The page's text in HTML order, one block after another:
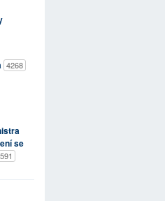
4268
se